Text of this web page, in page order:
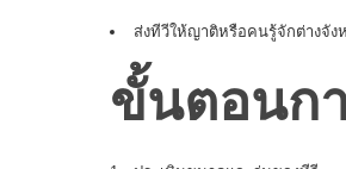
ส่งทีวีให้ญาติหรือคนรู้จักต่างจัง
ขั้นตอนก